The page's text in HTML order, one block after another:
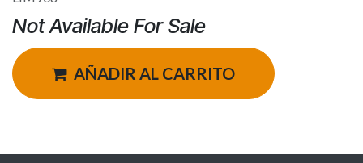
Not Available For Sale
AÑADIR AL CARRITO